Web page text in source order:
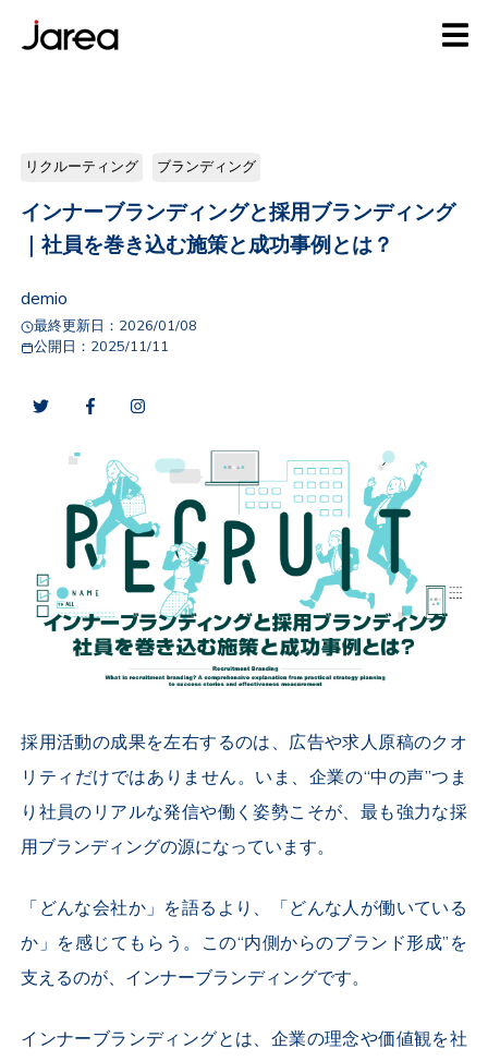
リクルーティング ブランディング
インナーブランディングと採用ブランディング
｜社員を巻き込む施策と成功事例とは？
demio
最終更新日： 2026/01/08
公開日： 2025/11/11
採用活動の成果を左右するのは、広告や求人原稿のクオ
リティだけではありません。いま、企業の“中の声”つま
り社員のリアルな発信や働く姿勢こそが、最も強力な採
用ブランディングの源になっています。
「どんな会社か」を語るより、「どんな人が働いている
か」を感じてもらう。この“内側からのブランド形成”を
支えるのが、インナーブランディングです。
インナーブランディングとは、企業の理念や価値観を社